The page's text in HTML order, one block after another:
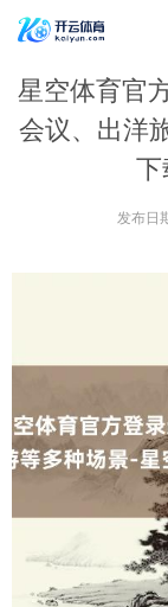
星空体育官
会议、出洋
下
发布日